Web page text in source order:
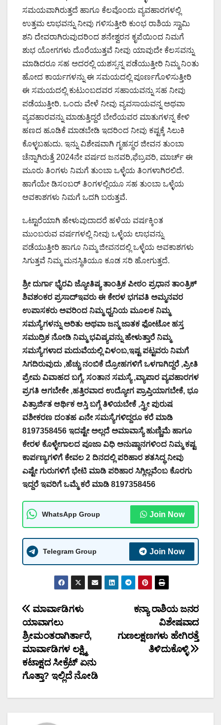
ಸಮಯವಾಗಿರುತ್ತದೆ ಹಾಗೂ ಕೆಲವೊಂದು ವ್ಯವಹಾರಗಳಲ್ಲಿ
ಉತ್ತಮ ಲಾಭವನ್ನು ನೀವು ಗಳಿಸುತ್ತೀರಿ ಕುಂಭ ರಾಶಿಯ ಸ್ವಾಮಿ
ಶನಿ ದೇವರಾಗಿರುವುದರಿಂದ ಶನೇಶ್ವರನ ಕೃಪೆಯಿಂದ ನಿಮಗೆ
ಶುಭ ಯೋಗಗಳು ದೊರೆಯುತ್ತವೆ ನೀವು ಯಾವುದೇ ಕೆಲಸವನ್ನು
ಮಾಡಿದರೂ ಸಹ ಅದರಲ್ಲಿ ಯಶಸ್ಸನ್ನ ಪಡೆಯುತ್ತೀರಿ ನಿಮ್ಮ ನಿಂತು
ಹೋದ ಕಾರ್ಯಗಳನ್ನು ಈ ಸಮಯದಲ್ಲಿ ಪೂರ್ಣಗೊಳಿಸುತ್ತೀರಿ
ಈ ಸಮಯದಲ್ಲಿ ಕುಟುಂಬದವರ ಸಹಾಯವನ್ನು ಸಹ ನೀವು
ಪಡೆಯುತ್ತೀರಿ. ಒಂದು ವೇಳೆ ನೀವು ವ್ಯವಸಾಯವನ್ನ ಅಥವಾ
ವ್ಯವಹಾರವನ್ನು ಮಾಡುತ್ತಿದ್ದರೆ ಬೇರೆಯವರ ಮಾತುಗಳನ್ನ ಕೇಳಿ
ಹಣದ ಹೂಡಿಕೆ ಮಾಡಬೇಡಿ ಇದರಿಂದ ನೀವು ಕಷ್ಟಕ್ಕೆ ಸಿಲುಕಿ
ಕೊಳ್ಳಬಹುದು. ಇನ್ನು ವಿಶೇಷವಾಗಿ ಗೃಹಸ್ಥರ ಜೀವನ ತುಂಬಾ
ಚೆನ್ನಾಗಿರುತ್ತೆ 2024ನೇ ವರ್ಷದ ಜನವರಿ,ಫೆಬ್ರವರಿ, ಮಾರ್ಚ್ ಈ
ಮೂರು ತಿಂಗಳು ನಿಮಗೆ ತುಂಬಾ ಒಳ್ಳೆಯ ತಿಂಗಳಾಗಿರಲಿದೆ.
ಹಾಗೆಯೇ ಡಿಸಂಬರ್ ತಿಂಗಳಲ್ಲಿಯೂ ಸಹ ತುಂಬಾ ಒಳ್ಳೆಯ
ಅವಕಾಶಗಳು ನಿಮಗೆ ಒದಗಿ ಬರುತ್ತವೆ.
ಒಟ್ಟಾರೆಯಾಗಿ ಹೇಳುವುದಾದರೆ ಹಳೆಯ ವರ್ಷಕ್ಕಿಂತ
ಮುಂಬರುವ ವರ್ಷಗಳಲ್ಲಿ ನೀವು ಒಳ್ಳೆಯ ಲಾಭವನ್ನು
ಪಡೆಯುತ್ತೀರಿ ಹಾಗೂ ನಿಮ್ಮ ಜೀವನದಲ್ಲಿ ಒಳ್ಳೆಯ ಅವಕಾಶಗಳು
ಸಿಗುತ್ತವೆ ನಿಮ್ಮ ಮನಸ್ಥಿತಿಯೂ ಕೂಡ ಸರಿ ಹೋಗುತ್ತದೆ.
ಶ್ರೀ ದುರ್ಗಾ ಭೈರವಿ ಜ್ಯೋತಿಷ್ಯ ತಾಂತ್ರಿಕ ಪೀಠಂ ಪ್ರಧಾನ ತಾಂತ್ರಿಕ್
ಶಿವಶಂಕರ ಪ್ರಸಾದ್ಇವರು ಈ ಕೇರಳ ಭಗವತಿ ಅಮ್ಮನವರ
ಉಪಾಸಕರು ಅವರಿಂದ ನಿಮ್ಮ ಧ್ವನಿಯ ಮೂಲಕ ನಿಮ್ಮ
ಸಮಸ್ಯೆಗಳನ್ನು ಅರಿತು ಅಥವಾ ಜನ್ಮ ಜಾತಕ ಫೋಟೋ ಹಸ್ತ
ಸಮುದ್ರಿಕ ನೋಡಿ ನಿಮ್ಮ ಭವಿಷ್ಯವನ್ನು ಹೇಳುತ್ತಾರೆ ನಿಮ್ಮ
ಸಮಸ್ಯೆಗಳಾದ ಮದುವೆಯಲ್ಲಿ ವಿಳಂಬ,ಇಷ್ಟ ಪಟ್ಟವರು ನಿಮಗೆ
ಸಿಗದಿರುವುದು ,ಹೆಚ್ಚು ನಂಬಿಕೆ ದ್ರೋಹಗಳಿಗೆ ಒಳಗಾಗಿದ್ದರೆ ,ಪ್ರೀತಿ
ಪ್ರೇಮ ವಿವಾಹದ ಬಗ್ಗೆ, ಸಂತಾನ ಸಮಸ್ಯೆ ,ವ್ಯಾಪಾರ ವ್ಯವಹಾರಗಳ
ಪ್ರಗತಿ ಆಗಬೇಕೇ ,ಹತ್ತಿರವಾದ ಉದ್ಯೋಗ ಪ್ರಾಪ್ತಿಯಾಗಬೇಕೆ, ಭೂ
ಪಿತ್ರಾರ್ಜಿತ ಆರ್ಥಿಕ ಆಸ್ತಿ ಬಗ್ಗೆ ತಿಳಿಯಬೇಕೆ ,ಸ್ತ್ರೀ ಪುರುಷ
ವಶೀಕರಣ ದಂತಹ ಏನೇ ಸಮಸ್ಯೆಗಳಿದ್ದರೂ ಕರೆ ಮಾಡಿ
8197358456 ಇದಷ್ಟೇ ಅಲ್ಲದೆ ಅಮಾವಾಸ್ಯೆ ಹುಣ್ಣಿಮೆ ಹಾಗೂ
ಕೇರಳ ಕೊಳ್ಳೇಗಾಲದ ಪೂಜಾ ವಿಧಿ ಅನುಷ್ಠಾನಗಳಿಂದ ನಿಮ್ಮ ಕಷ್ಟ
ಕಾರ್ಪಣ್ಯಗಳಿಗೆ ಕೇವಲ 2 ದಿನದಲ್ಲಿ ಪರಿಹಾರ ಶತಸಿದ್ಧ ನೀವು
ಎಷ್ಟೇ ಗುರುಗಳಿಗೆ ಭೇಟಿ ಮಾಡಿ ಪರಿಹಾರ ಸಿಗ್ಲಿಲ್ಲವೆಂಬ ಕೊರಗು
ಇದ್ದರೆ ಇವರಿಗೆ ಒಮ್ಮೆ ಕರೆ ಮಾಡಿ 8197358456
WhatsApp Group Join Now
Telegram Group Join Now
Post
navigation
ಕನ್ಯಾ ರಾಶಿಯ ಜನರ
ವಿಶೇಷವಾದ
ಗುಣಲಕ್ಷಣಗಳು ಹೇಗಿರತ್ತೆ
ತಿಳಿದುಕೊಳ್ಳಿ
ಮಾರ್ವಾಡಿಗಳು
ಯಾವಾಗಲು
ಶ್ರೀಮಂತರಾಗಿರ್ತಾರೆ,
ಮಾರ್ವಾಡಿಗಳ ಲಕ್ಷ್ಮಿ
ಕಟಾಕ್ಷದ ಸೀಕ್ರೆಟ್ ಏನು
ಗೊತ್ತಾ? ಇಲ್ಲಿದೆ ನೋಡಿ